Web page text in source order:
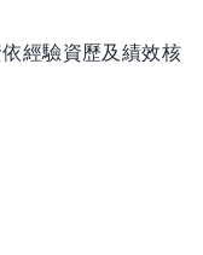
經驗資歷及績效核